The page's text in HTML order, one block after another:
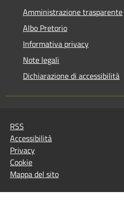
Amministrazione trasparente
Albo Pretorio
Informativa privacy
Note legali
Dichiarazione di accessibilità
RSS
Accessibilità
Privacy
Cookie
Mappa del sito